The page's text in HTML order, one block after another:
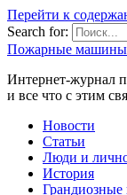
Перейти к
Search for:
Пожарные
Интернет-журнал
и все что с этим
Новости
Статьи
Люди и
История